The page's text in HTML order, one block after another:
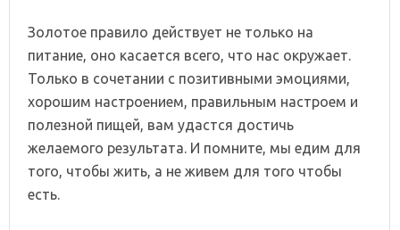
Золотое правило действует не только на
питание, оно касается всего, что нас окружает.
Только в сочетании с позитивными эмоциями,
хорошим настроением, правильным настроем и
полезной пищей, вам удастся достичь
желаемого результата. И помните, мы едим для
того, чтобы жить, а не живем для того чтобы
есть.